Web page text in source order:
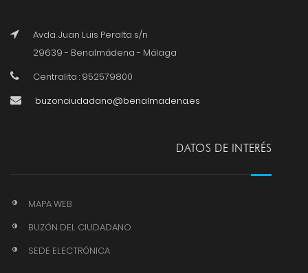
Avda. Juan Luis Peralta s/n
29639 - Benalmádena - Málaga
Centralita : 952579800
buzonciudadano@benalmadena.es
DATOS DE INTERÉS
MAPA WEB
BUZÓN DEL CIUDADANO
SEDE ELECTRÓNICA